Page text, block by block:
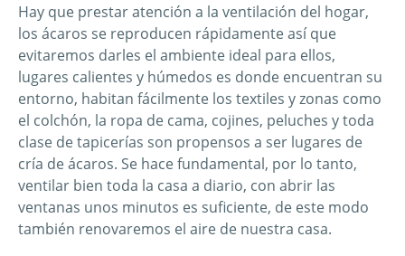
Hay que prestar atención a la ventilación del hogar,
los ácaros se reproducen rápidamente así que
evitaremos darles el ambiente ideal para ellos,
lugares calientes y húmedos es donde encuentran su
entorno, habitan fácilmente los textiles y zonas como
el colchón, la ropa de cama, cojines, peluches y toda
clase de tapicerías son propensos a ser lugares de
cría de ácaros. Se hace fundamental, por lo tanto,
ventilar bien toda la casa a diario, con abrir las
ventanas unos minutos es suficiente, de este modo
también renovaremos el aire de nuestra casa.